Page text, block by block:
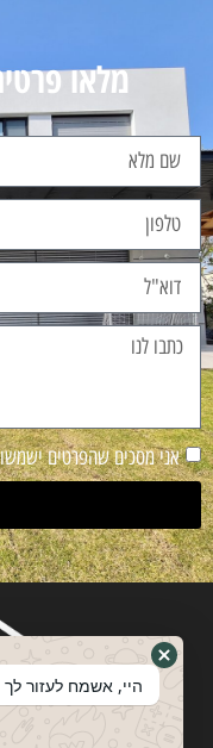
מלאו
אני מסכים שהפרטים
היי, אשמח לעזור לך